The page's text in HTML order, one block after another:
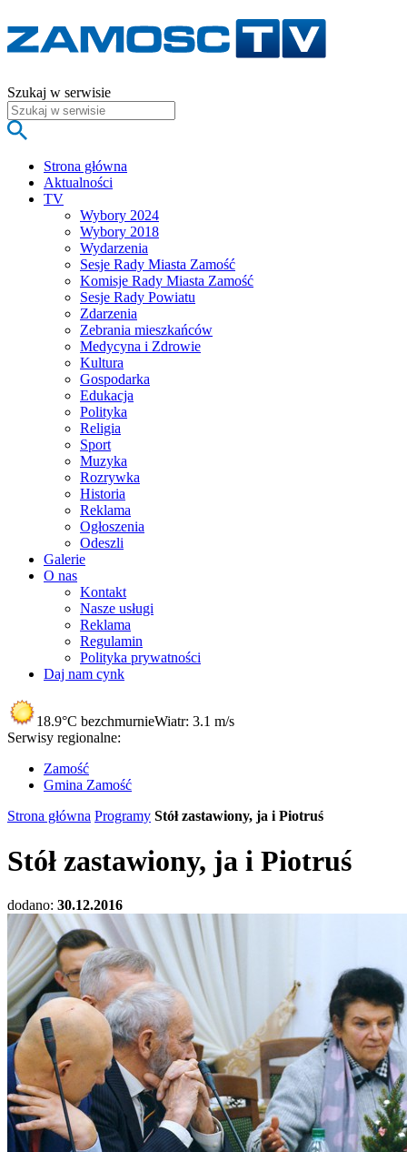
Szukaj w serwisie
Strona główna
Aktualności
TV
Wybory 2024
Wybory 2018
Wydarzenia
Sesje Rady Miasta Zamość
Komisje Rady Miasta Zamość
Sesje Rady Powiatu
Zdarzenia
Zebrania mieszkańców
Medycyna i Zdrowie
Kultura
Gospodarka
Edukacja
Polityka
Religia
Sport
Muzyka
Rozrywka
Historia
Reklama
Ogłoszenia
Odeszli
Galerie
O nas
Kontakt
Nasze usługi
Reklama
Regulamin
Polityka prywatności
Daj nam cynk
18.9°C bezchmurnieWiatr: 3.1 m/s
Serwisy regionalne:
Zamość
Gmina Zamość
Strona główna Programy Stół zastawiony, ja i Piotruś
Stół zastawiony, ja i Piotruś
dodano: 30.12.2016